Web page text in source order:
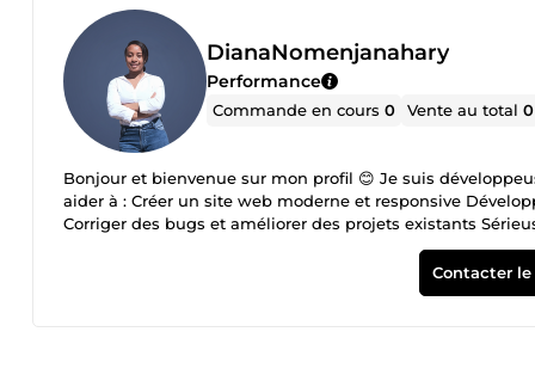
DianaNomenjanahary
Performance
Commande en cours0 Vente au total0
Bonjour et bienvenue sur mon profil 😊 Je suis
aider à : Créer un site web moderne et responsive Développer une application web fullstack Créer ou connecter une API REST
Corriger des bugs et améliorer des projets existants Sérieuse, communicative et orientée résultats, même débutante, je m’assure
que chaque projet soit livré dans les délais et conforme
Contacter